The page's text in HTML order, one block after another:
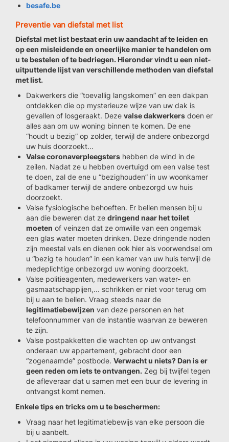
besafe.be
Preventie van diefstal met list
Diefstal met list bestaat erin uw aandacht af te leiden en
op een misleidende en oneerlijke manier te handelen om
u te bestelen of te bedriegen. Hieronder vindt u een niet-
uitputtende lijst van verschillende methoden van diefstal
met list.
Dakwerkers die “toevallig langskomen” en een dakpan
ontdekken die op mysterieuze wijze van uw dak is
gevallen of losgeraakt. Deze valse dakwerkers doen er
alles aan om uw woning binnen te komen. De ene
“houdt u bezig” op zolder, terwijl de andere onbezorgd
uw huis doorzoekt...
Valse coronaverpleegsters hebben de wind in de
zeilen. Nadat ze u hebben overtuigd om een valse test
te doen, zal de ene u “bezighouden” in uw woonkamer
of badkamer terwijl de andere onbezorgd uw huis
doorzoekt.
Valse fysiologische behoeften. Er bellen mensen bij u
aan die beweren dat ze dringend naar het toilet
moeten of veinzen dat ze omwille van een ongemak
een glas water moeten drinken. Deze dringende noden
zijn meestal vals en dienen ook hier als voorwendsel om
u “bezig te houden” in een kamer van uw huis terwijl de
medeplichtige onbezorgd uw woning doorzoekt.
Valse politieagenten, medewerkers van water- en
gasmaatschappijen,... schrikken er niet voor terug om
bij u aan te bellen. Vraag steeds naar de
legitimatiebewijzen van deze personen en het
telefoonnummer van de instantie waarvan ze beweren
te zijn.
Valse postpakketten die wachten op uw ontvangst
onderaan uw appartement, gebracht door een
“zogenaamde” postbode. Verwacht u niets? Dan is er
geen reden om iets te ontvangen. Zeg bij twijfel tegen
de afleveraar dat u samen met een buur de levering in
ontvangst komt nemen.
Enkele tips en tricks om u te beschermen:
Vraag naar het legitimatiebewijs van elke persoon die
bij u aanbelt.